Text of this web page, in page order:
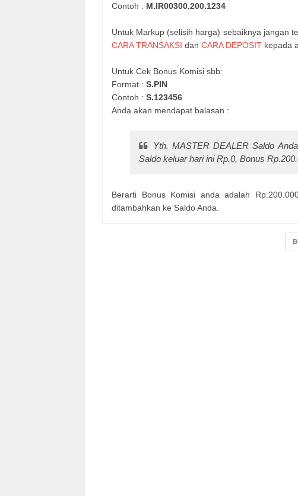
Contoh : M.IR00300.200.1234
Untuk Markup (selisih harga) sebaiknya jangan
CARA TRANSAKSI dan CARA DEPOSIT kepada
Untuk Cek Bonus Komisi sbb:
Format : S.PIN
Contoh : S.123456
Anda akan mendapat balasan :
Yth. MASTER DEALER Saldo
Saldo keluar hari ini Rp.0, Bonus
Berarti Bonus Komisi anda adalah
ditambahkan ke Saldo Anda.